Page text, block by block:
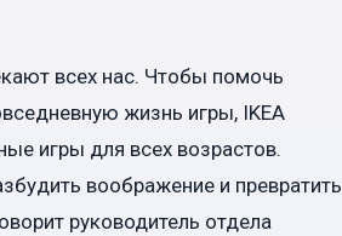
всех нас. Чтобы помочь
жизнь игры, IKEA
игры для всех возрастов.
воображение и превратить
руководитель отдела